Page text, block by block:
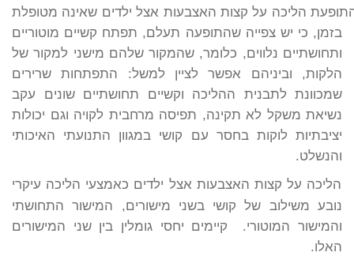
הליכה על קצות האצבעות אצל ילדים שאינה מטופלת
בזמן, כי יש צפייה שהתופעה תעלם, תפתח קשיים מוטוריים
ותחושתיים נלווים, כלומר, שהמקור שלהם מישני למקור של
הלקות, וביניהם אפשר לציין למשל: התפתחות שרירים
שמכוונת לתבנית ההליכה וקשיים תחושתיים שונים עקב
נשיאת משקל לא תקינה, תפיסה מרחבית לקויה וגם יכולות
יציבתיות לוקות בחסר עם קושי במגוון התנועתי האיכותי
והנשלט.
הליכה על קצות האצבעות אצל ילדים כאמצעי הליכה עיקרי
נובע משילוב של קושי בשני מישורים, המישור התחושתי
והמישור המוטורי. קיימים יחסי גומלין בין שני המישורים
האלו.